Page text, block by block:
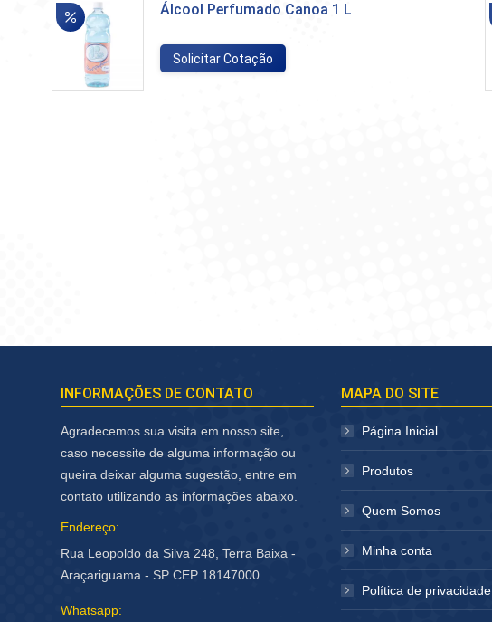
Álcool Perfumado Canoa 1 L
Solicitar Cotação
INFORMAÇÕES DE CONTATO
Agradecemos sua visita em nosso site,
caso necessite de alguma informação ou
queira deixar alguma sugestão, entre em
contato utilizando as informações abaixo.
Endereço:
Rua Leopoldo da Silva 248, Terra Baixa -
Araçariguama - SP CEP 18147000
Whatsapp:
MAPA DO SITE
Página Inicial
Produtos
Quem Somos
Minha conta
Política de privacidade